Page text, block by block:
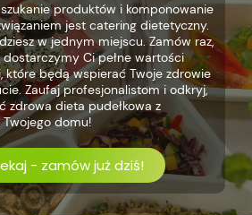
produktów i komponowanie
jest catering dietetyczny.
w jednym miejscu. Zamów raz,
Ci pełne wartości
które będą wspierać Twoje zdrowie
Zaufaj profesjonalistom i odkryj,
zdrowa dieta pudełkowa z
domu!
- zamów już dziś!